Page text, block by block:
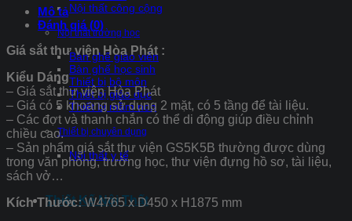
Nội thất công cộng
Nội thất trường học
Bàn ghế giáo viên
Bàn ghế học sinh
Thiết bị bộ môn
Thiết bị giáo dục
Thiết bị mầm non
Thiết bị chuyên dụng
Nội thất y tế
Thiết Kế Nội Thất
Mô tả
Đánh giá (0)
Giá sắt thư viện Hòa Phát :
Kiểu Dáng
– Giá sắt thư viện Hòa Phát
– Giá có 5 khoang sử dụng 2 mặt, có 5 tầng để tài liệu.
– Các đợt và thanh chắn có thể di động giúp điều chỉnh
chiều cao.
– Sản phẩm giá sắt thư viện GS5K5B thường được dùng
trong văn phòng, trường học, thư viện đựng hồ sơ, tài liệu,
sách vở…
Kích Thước:W4765 x D450 x H1875 mm